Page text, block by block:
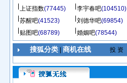
上证指数(77445) 李宇春吧(104510)
苏醒吧(41523) 刘德华吧(69854)
贴图吧(68789) 婚姻吧(78544)
搜狐分类| 商机在线 投 资